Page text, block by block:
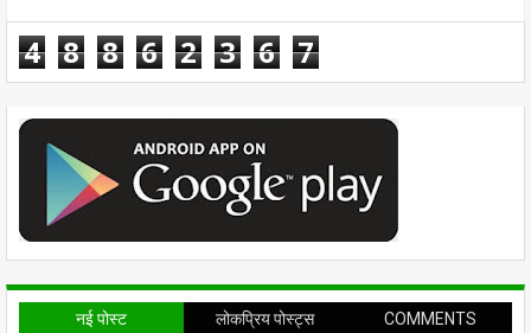
4 8 8 6 2 3 6 8
नई पोस्ट लोकप्रिय पोस्ट्स COMMENTS